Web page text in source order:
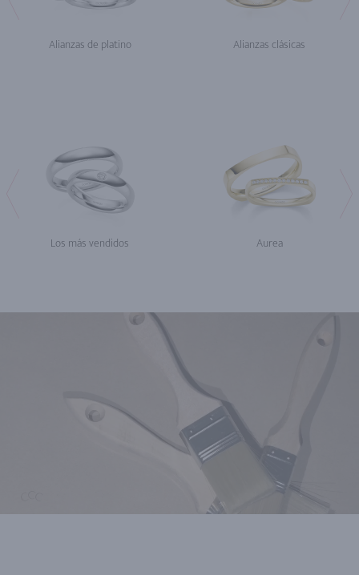
Alianzas de platino Alianzas clásicas
Los más vendidos Aurea